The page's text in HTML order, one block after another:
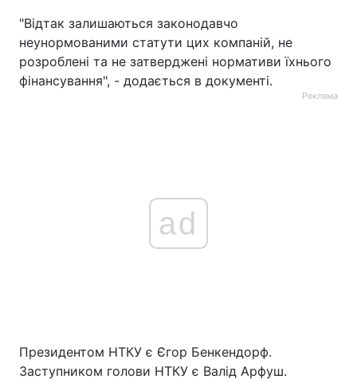
"Відтак залишаються законодавчо
неунормованими статути цих компаній, не
розроблені та не затверджені нормативи їхнього
фінансування", - додається в документі.
Реклама
ad
Президентом НТКУ є Єгор Бенкендорф.
Заступником голови НТКУ є Валід Арфуш.